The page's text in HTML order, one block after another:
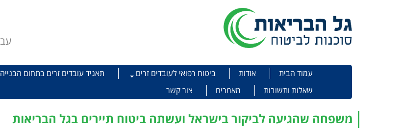
עב
Skip to contentעמוד הבית אודות ביטוח רפואי לעובדים זרים תאגיד עובדים זרים בתחום הבנייה
שאלות ותשובות
מאמרים צור קשר
משפחה שהגיעה לביקור בישראל ועשתה ביטוח תיירים בגל הבריאות